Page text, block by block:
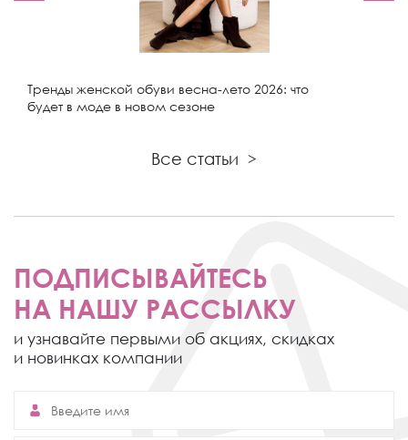
Тренды женской обуви весна-лето 2026: что
будет в моде в новом сезоне
Все статьи >
ПОДПИСЫВАЙТЕСЬ
НА НАШУ РАССЫЛКУ
и узнавайте первыми об акциях, скидках
и новинках компании